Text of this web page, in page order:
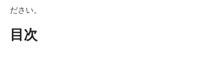
ださい。
目次